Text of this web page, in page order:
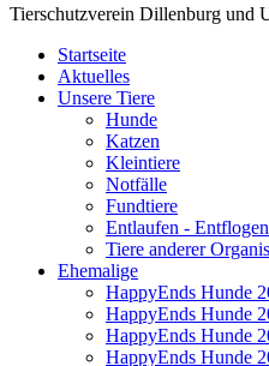
Tierschutzverein Dillenburg und
Startseite
Aktuelles
Unsere Tiere
Hunde
Katzen
Kleintiere
Notfälle
Fundtiere
Entlaufen - Entflogen
Tiere anderer
Ehemalige
HappyEnds Hunde
HappyEnds Hunde
HappyEnds Hunde
HappyEnds Hunde